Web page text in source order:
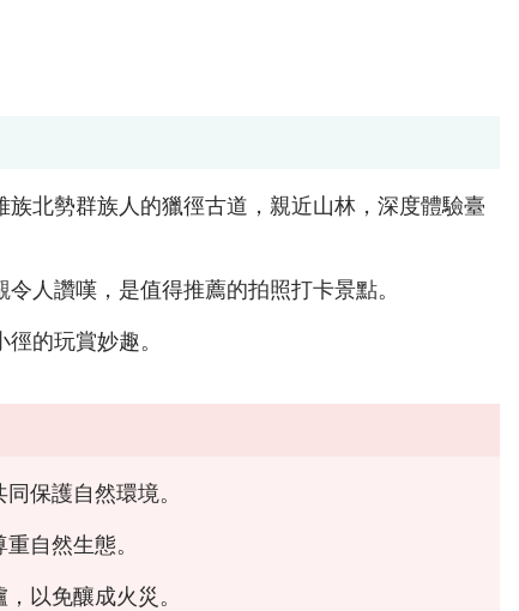
北勢群族人的獵徑古道，親近山林，深度體驗臺
人讚嘆，是值得推薦的拍照打卡景點。
的玩賞妙趣。
保護自然環境。
自然生態。
以免釀成火災。